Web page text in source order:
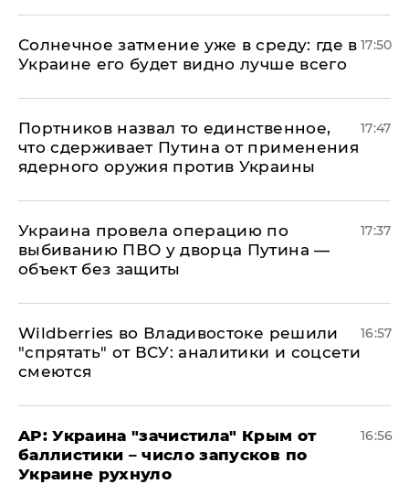
​Солнечное затмение уже в среду: где в
Украине его будет видно лучше всего
17:50
Портников назвал то единственное,
что сдерживает Путина от применения
ядерного оружия против Украины
17:47
Украина провела операцию по
выбиванию ПВО у дворца Путина —
объект без защиты
17:37
Wildberries во Владивостоке решили
"спрятать" от ВСУ: аналитики и соцсети
смеются
16:57
AP: Украина "зачистила" Крым от
баллистики – число запусков по
Украине рухнуло
16:56